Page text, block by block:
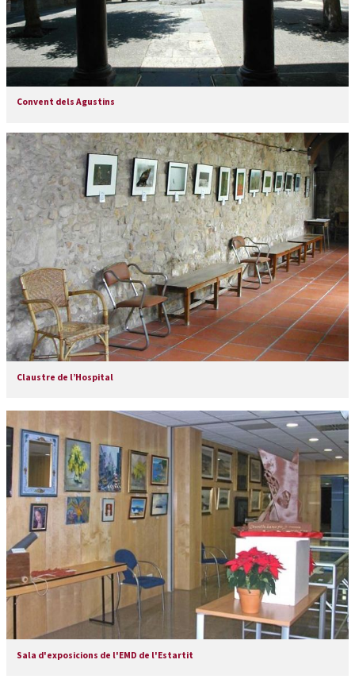
Convent dels Agustins
Claustre de l’Hospital
Sala d'exposicions de l'EMD de l'Estartit